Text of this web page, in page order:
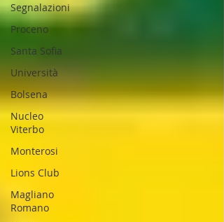
Segnalazioni
Proceno
Santa Sofia
Università
Bolsena
Nucleo
Viterbo
Monterosi
Lions Club
Magliano
Romano